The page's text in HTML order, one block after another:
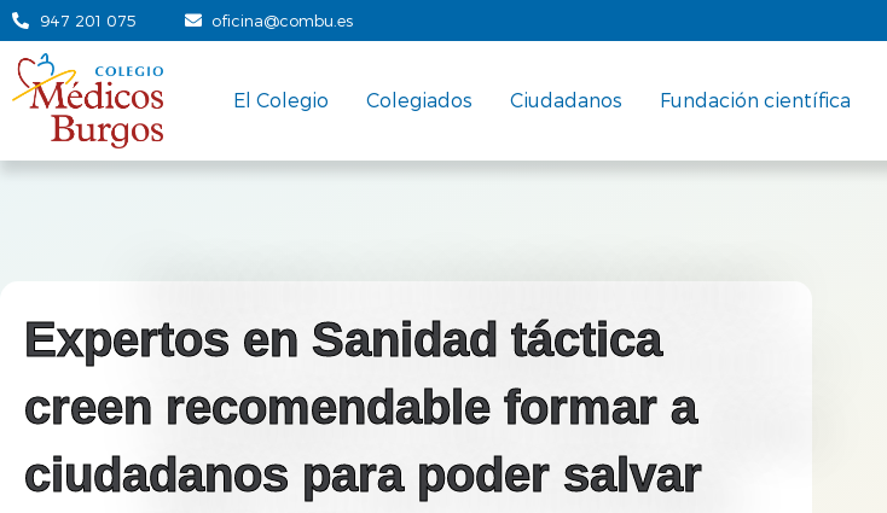
947 201 075 oficina@combu.es
El Colegio Colegiados Ciudadanos Fundación científica
Expertos en Sanidad táctica
creen recomendable formar a
ciudadanos para poder salvar